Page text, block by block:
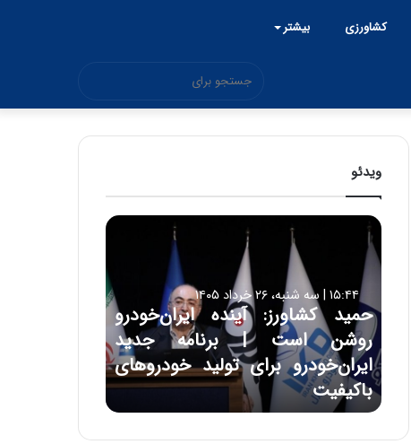
کشاورزی بیشتر
برای
ویدئو
ح
ی
ش
و
ر
ز
:
۱۵:۴۴ | سه شنبه، ۲۶ خرداد ۱۴۰۵
حمید کشاورز: آینده ایران‌خودرو
روشن است | برنامه جدید
ایران‌خودرو برای تولید خودروهای
باکیفیت